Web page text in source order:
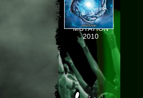
MUTATION
2010